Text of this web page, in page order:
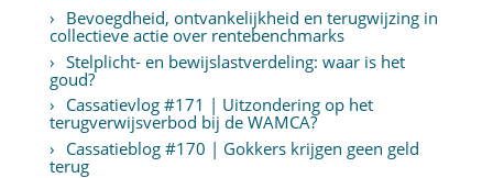
Bevoegdheid, ontvankelijkheid en terugwijzing in
collectieve actie over rentebenchmarks
Stelplicht- en bewijslastverdeling: waar is het
goud?
Cassatievlog #171 | Uitzondering op het
terugverwijsverbod bij de WAMCA?
Cassatieblog #170 | Gokkers krijgen geen geld
terug